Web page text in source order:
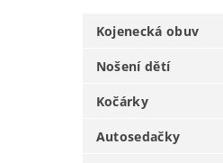
Kojenecká obuv
Nošení dětí
Kočárky
Autosedačky